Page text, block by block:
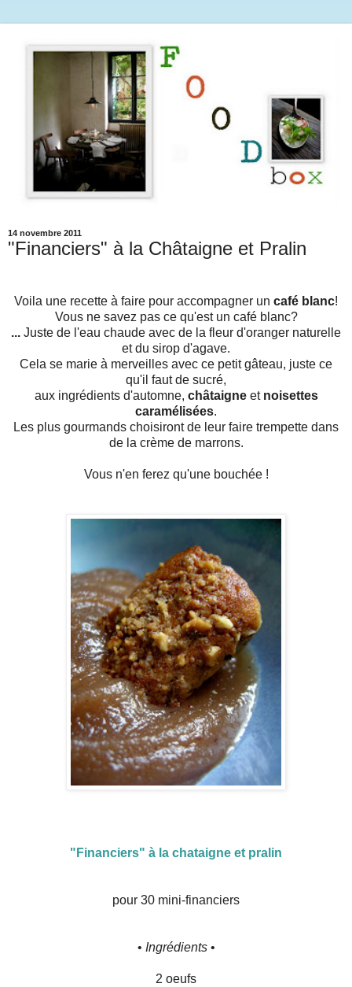
14 novembre 2011
"Financiers" à la Châtaigne et Pralin
Voila une recette à faire pour accompagner un café blanc!
Vous ne savez pas ce qu'est un café blanc?
... Juste de l'eau chaude avec de la fleur d'oranger naturelle
et du sirop d'agave.
Cela se marie à merveilles avec ce petit gâteau, juste ce
qu'il faut de sucré,
aux ingrédients d'automne, châtaigne etnoisettes
caramélisées.
Les plus gourmands choisiront de leur faire trempette dans
de la crème de marrons.
Vous n'en ferez qu'une bouchée !
"Financiers" à la chataigne et pralin
pour 30 mini-financiers
• Ingrédients•
2 oeufs